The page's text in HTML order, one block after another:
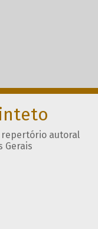
repertório autoral
Gerais